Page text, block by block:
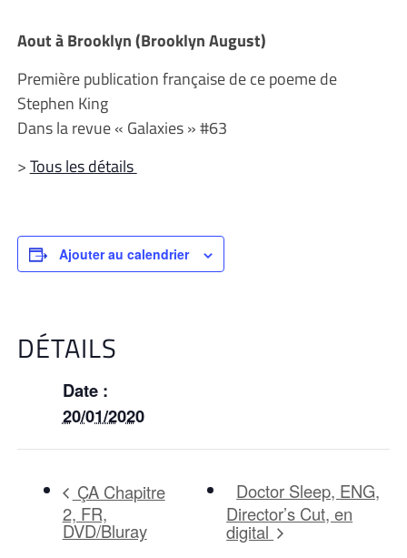
Aout à Brooklyn (Brooklyn August)
Première publication française de ce poeme de
Stephen King
Dans la revue « Galaxies » #63
>Tous les détails
Ajouter au calendrier
DÉTAILS
Date :
20/01/2020
ÇA Chapitre
2, FR,
DVD/Bluray
Doctor Sleep, ENG,
Director’s Cut, en
digital